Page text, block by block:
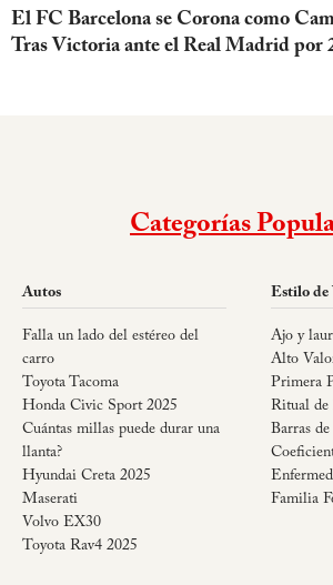
El FC Barcelona se Corona como
Tras Victoria ante el Real Madrid por
Categorías
Autos
Falla un lado del estéreo del
carro
Toyota Tacoma
Honda Civic Sport 2025
Cuántas millas puede durar una
llanta?
Hyundai Creta 2025
Maserati
Volvo EX30
Toyota Rav4 2025
Estilo de
Ajo y
Alto
Primera
Ritual de
Barras de
Familia